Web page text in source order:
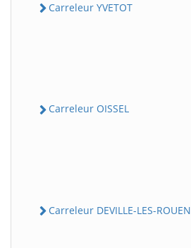
Carreleur YVETOT
Carreleur OISSEL
Carreleur DEVILLE-LES-ROUEN